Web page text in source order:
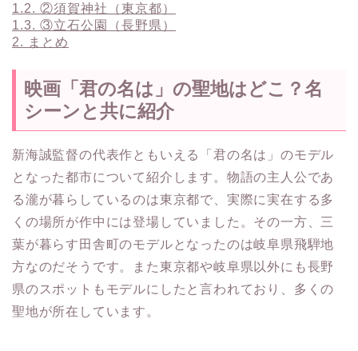
1.2. ②須賀神社（東京都）
1.3. ③立石公園（長野県）
2. まとめ
映画「君の名は」の聖地はどこ？名
シーンと共に紹介
新海誠監督の代表作ともいえる「君の名は」のモデル
となった都市について紹介します。物語の主人公であ
る瀧が暮らしているのは東京都で、実際に実在する多
くの場所が作中には登場していました。その一方、三
葉が暮らす田舎町のモデルとなったのは岐阜県飛騨地
方なのだそうです。また東京都や岐阜県以外にも長野
県のスポットもモデルにしたと言われており、多くの
聖地が所在しています。